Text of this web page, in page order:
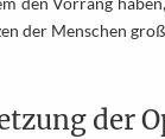
der Menschen
der